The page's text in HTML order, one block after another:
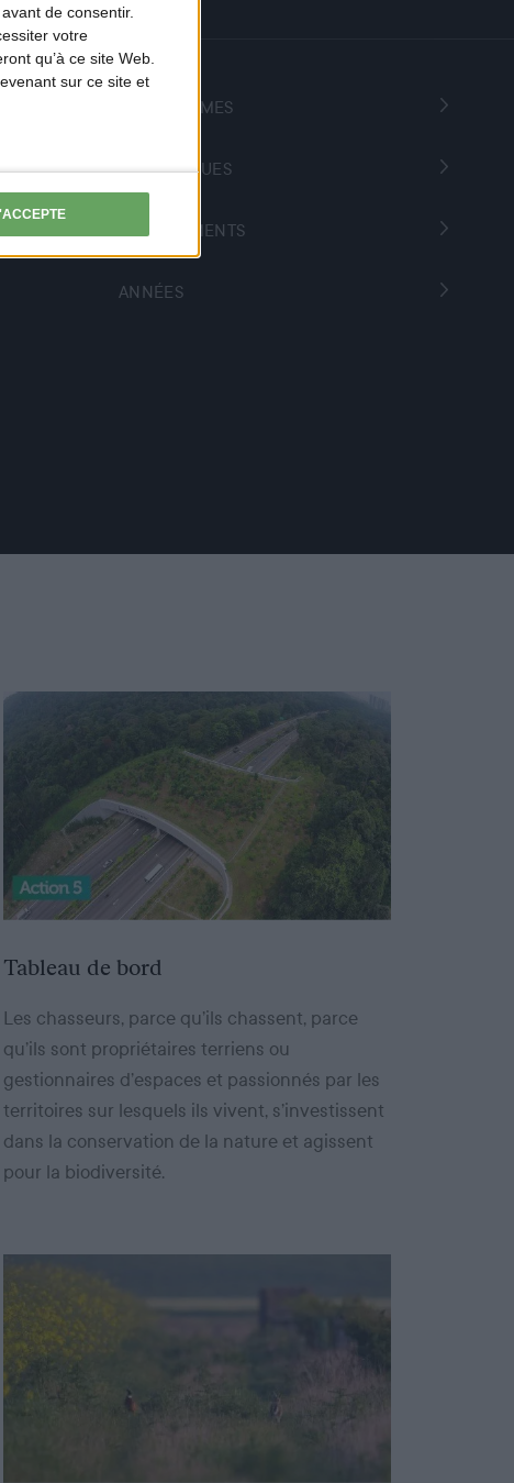
de consentir.
votre
qu’à ce site Web.
sur ce site et
PROGRAMMES
THÉMATIQUES
DÉPARTEMENTS
ANNÉES
Tableau de bord
Les chasseurs, parce qu’ils chassent, parce
qu’ils sont propriétaires terriens ou
gestionnaires d’espaces et passionnés par les
territoires sur lesquels ils vivent, s’investissent
dans la conservation de la nature et agissent
pour la biodiversité.